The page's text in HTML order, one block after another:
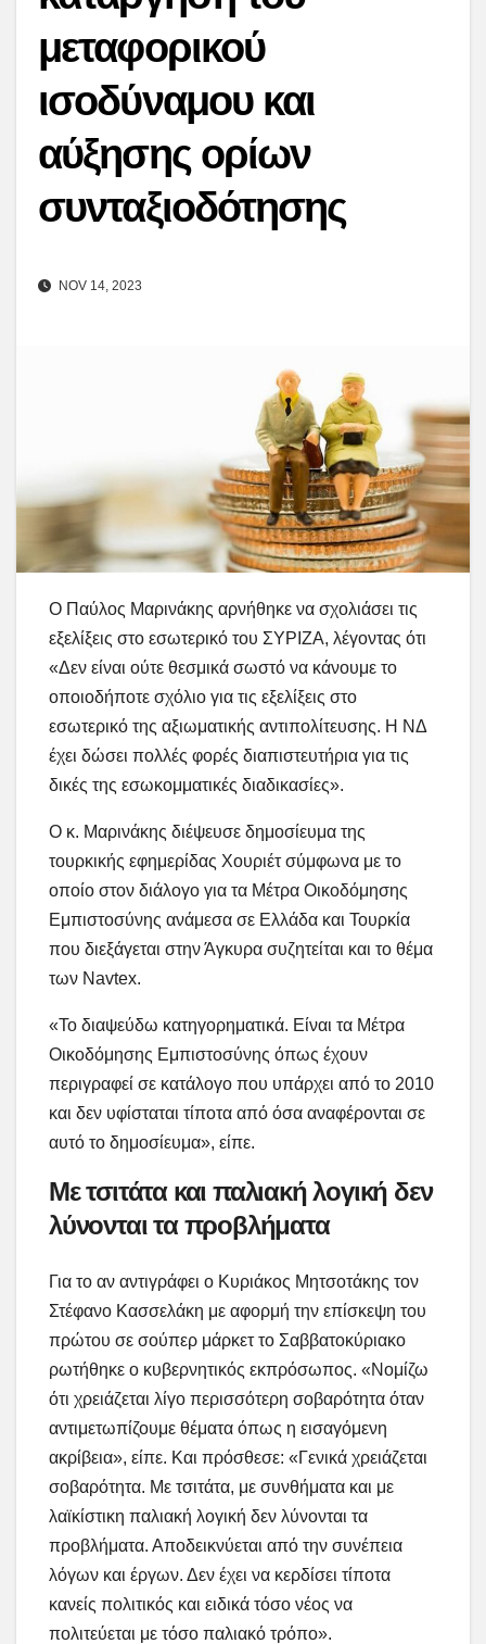
μεταφορικού
ισοδύναμου και
αύξησης ορίων
συνταξιοδότησης
NOV 14, 2023
Ο Παύλος Μαρινάκης αρνήθηκε να σχολιάσει τις
εξελίξεις στο εσωτερικό του ΣΥΡΙΖΑ, λέγοντας ότι
«Δεν είναι ούτε θεσμικά σωστό να κάνουμε το
οποιοδήποτε σχόλιο για τις εξελίξεις στο
εσωτερικό της αξιωματικής αντιπολίτευσης. Η ΝΔ
έχει δώσει πολλές φορές διαπιστευτήρια για τις
δικές της εσωκομματικές διαδικασίες».
Ο κ. Μαρινάκης διέψευσε δημοσίευμα της
τουρκικής εφημερίδας Χουριέτ σύμφωνα με το
οποίο στον διάλογο για τα Μέτρα Οικοδόμησης
Εμπιστοσύνης ανάμεσα σε Ελλάδα και Τουρκία
που διεξάγεται στην Άγκυρα συζητείται και το θέμα
των Navtex.
«Το διαψεύδω κατηγορηματικά. Είναι τα Μέτρα
Οικοδόμησης Εμπιστοσύνης όπως έχουν
περιγραφεί σε κατάλογο που υπάρχει από το 2010
και δεν υφίσταται τίποτα από όσα αναφέρονται σε
αυτό το δημοσίευμα», είπε.
Με τσιτάτα και παλιακή λογική δεν
λύνονται τα προβλήματα
Για το αν αντιγράφει ο Κυριάκος Μητσοτάκης τον
Στέφανο Κασσελάκη με αφορμή την επίσκεψη του
πρώτου σε σούπερ μάρκετ το Σαββατοκύριακο
ρωτήθηκε ο κυβερνητικός εκπρόσωπος. «Νομίζω
ότι χρειάζεται λίγο περισσότερη σοβαρότητα όταν
αντιμετωπίζουμε θέματα όπως η εισαγόμενη
ακρίβεια», είπε. Και πρόσθεσε: «Γενικά χρειάζεται
σοβαρότητα. Με τσιτάτα, με συνθήματα και με
λαϊκίστικη παλιακή λογική δεν λύνονται τα
προβλήματα. Αποδεικνύεται από την συνέπεια
λόγων και έργων. Δεν έχει να κερδίσει τίποτα
κανείς πολιτικός και ειδικά τόσο νέος να
πολιτεύεται με τόσο παλιακό τρόπο».